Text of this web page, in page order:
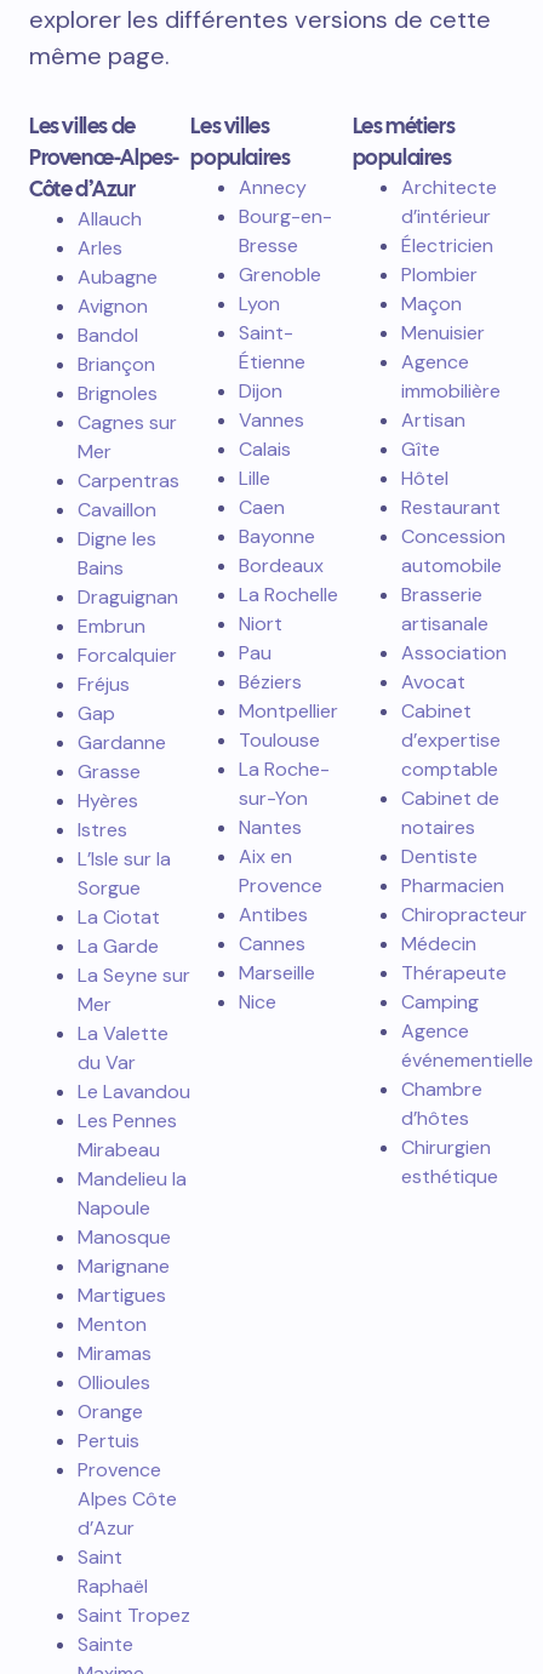
explorer les différentes versions de cette
même page.
Les villes de
Provence-Alpes-
Côte d’Azur
Allauch
Arles
Aubagne
Avignon
Bandol
Briançon
Brignoles
Cagnes sur
Mer
Carpentras
Cavaillon
Digne les
Bains
Draguignan
Embrun
Forcalquier
Fréjus
Gap
Gardanne
Grasse
Hyères
Istres
L’Isle sur la
Sorgue
La Ciotat
La Garde
La Seyne sur
Mer
La Valette
du Var
Le Lavandou
Les Pennes
Mirabeau
Mandelieu la
Napoule
Manosque
Marignane
Martigues
Menton
Miramas
Ollioules
Orange
Pertuis
Provence
Alpes Côte
d’Azur
Saint
Raphaël
Saint Tropez
Sainte
Les villes
populaires
Annecy
Bourg-en-
Bresse
Grenoble
Lyon
Saint-
Étienne
Dijon
Vannes
Calais
Lille
Caen
Bayonne
Bordeaux
La Rochelle
Niort
Pau
Béziers
Montpellier
Toulouse
La Roche-
sur-Yon
Nantes
Aix en
Provence
Antibes
Cannes
Marseille
Nice
Les métiers
populaires
Architecte
d’intérieur
Électricien
Plombier
Maçon
Menuisier
Agence
immobilière
Artisan
Gîte
Hôtel
Restaurant
Concession
automobile
Brasserie
artisanale
Association
Avocat
Cabinet
d’expertise
comptable
Cabinet de
notaires
Dentiste
Pharmacien
Chiropracteur
Médecin
Thérapeute
Camping
Agence
événementielle
Chambre
d’hôtes
Chirurgien
esthétique